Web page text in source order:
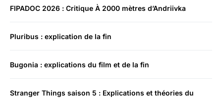
FIPADOC 2026 : Critique À 2000 mètres d’Andriivka
Pluribus : explication de la fin
Bugonia : explications du film et de la fin
Stranger Things saison 5 : Explications et théories du